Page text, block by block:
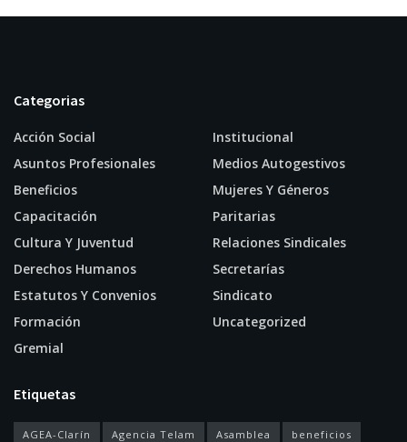
Categorias
Acción Social
Asuntos Profesionales
Beneficios
Capacitación
Cultura Y Juventud
Derechos Humanos
Estatutos Y Convenios
Formación
Gremial
Institucional
Medios Autogestivos
Mujeres Y Géneros
Paritarias
Relaciones Sindicales
Secretarías
Sindicato
Uncategorized
Etiquetas
AGEA-Clarín Agencia Telam Asamblea beneficios